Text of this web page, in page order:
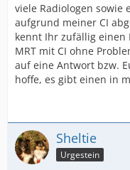
viele Radiologen sowie
aufgrund meiner CI
kennt Ihr zufällig einen
MRT mit CI ohne
auf eine Antwort bzw.
hoffe, es gibt einen in
Sheltie
Urgestein